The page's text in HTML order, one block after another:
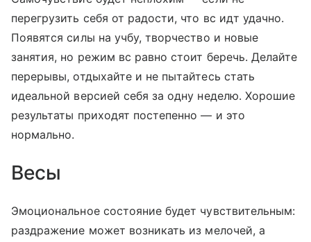
перегрузить себя от радости, что вс идт удачно.
Появятся силы на учбу, творчество и новые
занятия, но режим вс равно стоит беречь. Делайте
перерывы, отдыхайте и не пытайтесь стать
идеальной версией себя за одну неделю. Хорошие
результаты приходят постепенно — и это
нормально.
Весы
Эмоциональное состояние будет чувствительным:
раздражение может возникать из мелочей, а